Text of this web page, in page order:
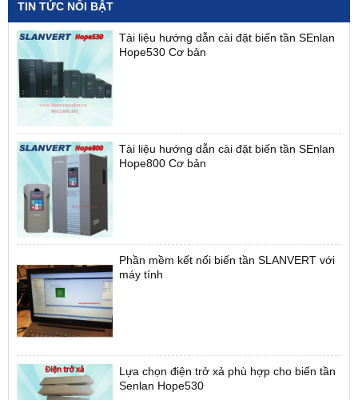
TIN TỨC NỔI BẬT
Tài liệu hướng dẫn cài đặt biến tần SEnlan
Hope530 Cơ bản
Tài liệu hướng dẫn cài đặt biến tần SEnlan
Hope800 Cơ bản
Phần mềm kết nối biến tần SLANVERT với
máy tính
Lựa chọn điện trở xả phù hợp cho biến tần
Senlan Hope530